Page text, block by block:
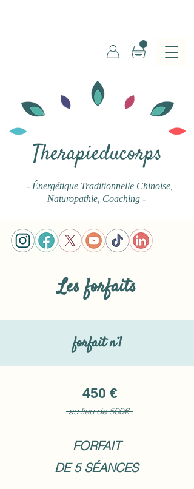
Therapieducorps
- Énergétique Traditionnelle Chinoise
Naturopathie, Coaching -
Les forfaits
forfait n°1
FORFAIT
DE 5 SÉANCES
450 €
au lieu de 500€